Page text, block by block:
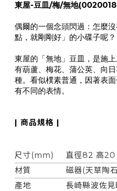
東屋-豆皿/梅/無地
偶爾的一個念頭閃過：怎麼
點，就剛剛好」的小碟子呢？
東屋的「無地」豆皿，是施
有葫蘆、梅花、蒲公英、向
種。看似樸素普通，因著表
有不同的表情。
| 商品規格 |
尺寸(mm)
直徑82 高20
材質
磁器(天草陶
產地
長崎縣波佐見